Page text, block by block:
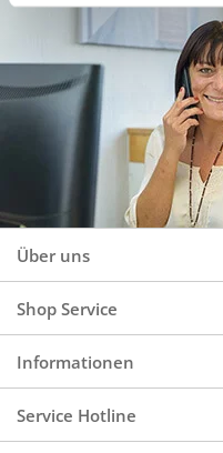
Über uns
Shop Service
Informationen
Service Hotline